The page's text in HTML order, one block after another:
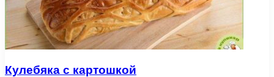
Кулебяка с картошкой